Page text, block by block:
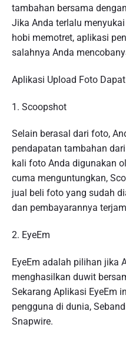
tambahan bersama
Jika Anda terlalu
hobi memotret, aplikasi
salahnya Anda
Aplikasi Upload Foto
1. Scoopshot
Selain berasal dari foto,
pendapatan tambahan
kali foto Anda digunakan
cuma menguntungkan,
jual beli foto yang sudah
dan pembayarannya
2. EyeEm
EyeEm adalah pilihan jika
menghasilkan duwit
Sekarang Aplikasi EyeEm
pengguna di dunia,
Snapwire.